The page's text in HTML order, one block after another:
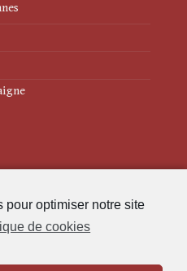
pour optimiser notre site
de cookies